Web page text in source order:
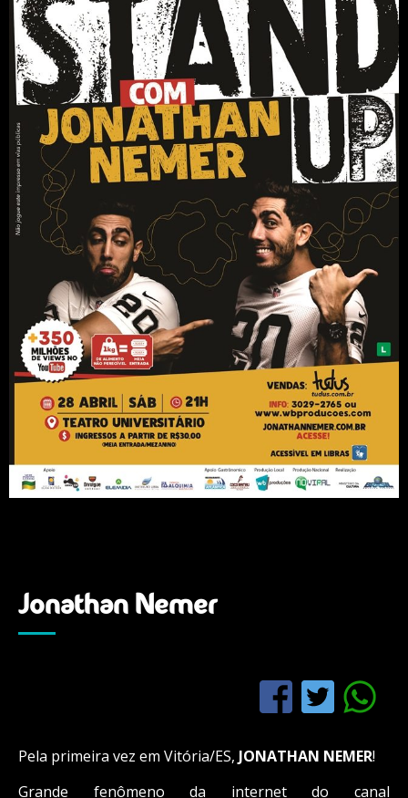
Jonathan Nemer
Pela primeira vez em Vitória/ES, JONATHAN NEMER!
Grande fenômeno da internet do canal